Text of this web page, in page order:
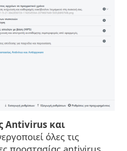
Antivirus και
όλες τις